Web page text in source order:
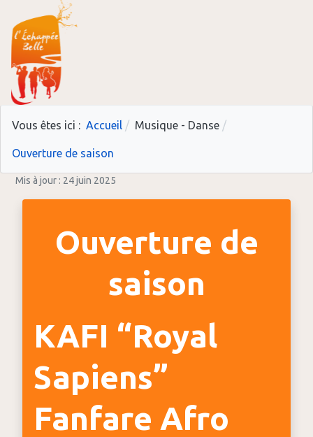
Vous êtes ici : Accueil Musique - Danse
Ouverture de saison
Mis à jour : 24 juin 2025
Ouverture de
saison
KAFI “Royal
Sapiens”
Fanfare Afro